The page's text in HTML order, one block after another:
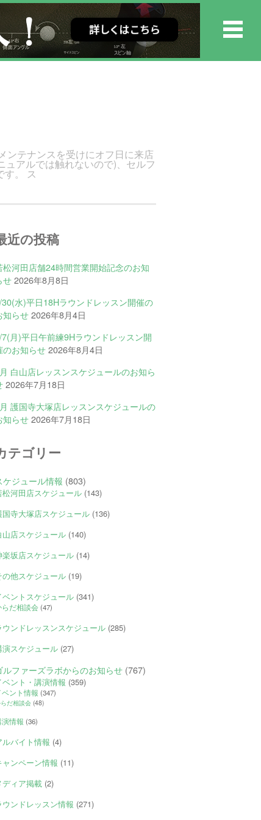
ンテナンスを受けにオフ日に来店
アルでは触れないので)、セルフ
す。 ス
近の投稿
松河田店舗24時間営業開始記念のお知
せ2026年8月8日
水)平日18Hラウンドレッスン開催の
知らせ2026年8月4日
月)平日午前練9Hラウンドレッスン開
のお知らせ2026年8月4日
白山店レッスンスケジュールのお知ら
2026年7月18日
護国寺大塚店レッスンスケジュールの
知らせ2026年7月18日
テゴリー
ケジュール情報 (803)
松河田店スケジュール (143)
国寺大塚店スケジュール (136)
山店スケジュール (140)
楽坂店スケジュール (14)
の他スケジュール (19)
ベントスケジュール (341)
らだ相談会 (47)
ウンドレッスンスケジュール (285)
演スケジュール (27)
ルファーズラボからのお知らせ (767)
ベント・講演情報 (359)
ベント情報 (347)
だ相談会 (48)
演情報 (36)
ルバイト情報 (4)
ャンペーン情報 (11)
ディア掲載 (2)
ウンドレッスン情報 (271)